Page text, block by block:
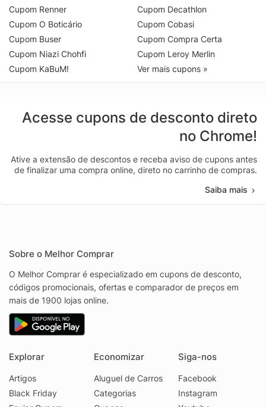
Cupom Renner
Cupom O Boticário
Cupom Buser
Cupom Niazi Chohfi
Cupom KaBuM!
Cupom Decathlon
Cupom Cobasi
Cupom Compra Certa
Cupom Leroy Merlin
Ver mais cupons »
Acesse cupons de desconto direto
no Chrome!
Ative a extensão de descontos e receba aviso de cupons antes
de finalizar uma compra online, direto no carrinho de compras.
Saiba mais
Sobre o Melhor Comprar
O Melhor Comprar é especializado em cupons de desconto,
códigos promocionais, ofertas e comparador de preços em
mais de 1900 lojas online.
Explorar
Artigos
Black Friday
Economizar
Aluguel de Carros
Categorias
Siga-nos
Facebook
Instagram